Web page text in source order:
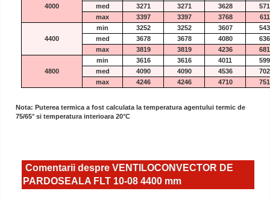
4000
med
3271 3271 3628
max
3397 3397 3768
4400
min 3252 3252 3607
med
3678 3678 4080
max
3819 3819 4236
4800
min 3616 3616 4011
med
4090 4090 4536
max
4246 4246 4710
Nota: Puterea termica a fost calculata la temperatura agentului termic de
75/65° si temperatura interioara 20°C
Comentarii despre VENTILOCONVECTOR DE
PARDOSEALA FLT 10-08 4400 mm